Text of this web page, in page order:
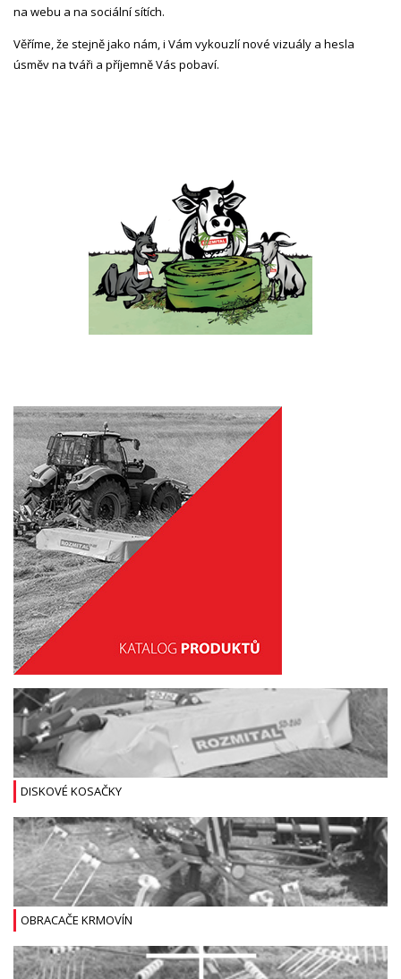
na webu a na sociální sítích.
Věříme, že stejně jako nám, i Vám vykouzlí nové vizuály a hesla
úsměv na tváři a příjemně Vás pobaví.
DISKOVÉ KOSAČKY
OBRACAČE KRMOVÍN